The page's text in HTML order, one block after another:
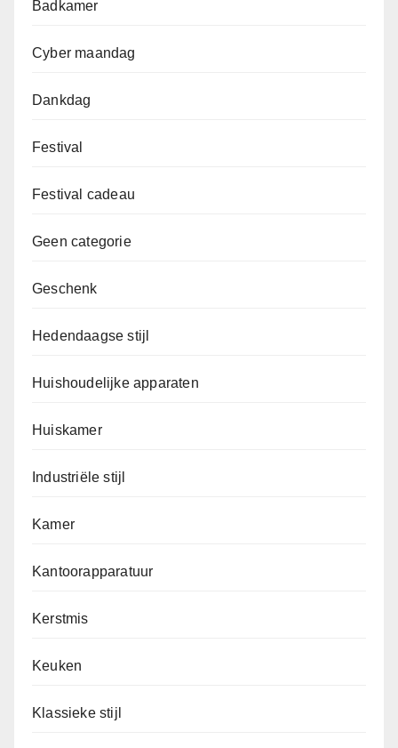
Badkamer
Cyber maandag
Dankdag
Festival
Festival cadeau
Geen categorie
Geschenk
Hedendaagse stijl
Huishoudelijke apparaten
Huiskamer
Industriële stijl
Kamer
Kantoorapparatuur
Kerstmis
Keuken
Klassieke stijl